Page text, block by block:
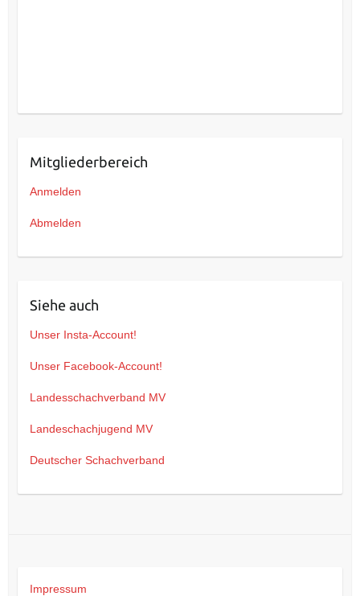
Mitgliederbereich
Anmelden
Abmelden
Siehe auch
Unser Insta-Account!
Unser Facebook-Account!
Landesschachverband MV
Landeschachjugend MV
Deutscher Schachverband
Impressum